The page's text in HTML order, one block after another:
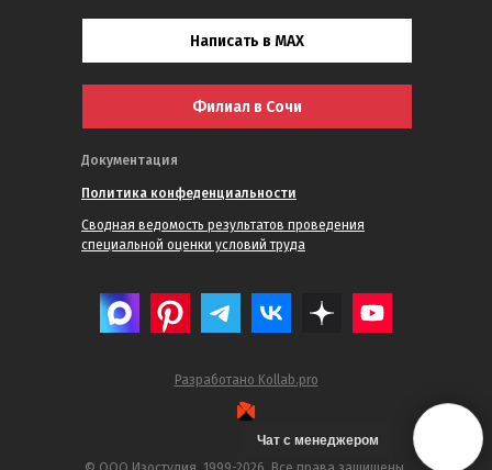
Политика конфеденциальности
Документация
Сводная ведомость результатов проведения
специальной оценки условий труда
Разработано Kollab.pro
Написать в MAX
Филиал в Сочи
Чат с менеджером